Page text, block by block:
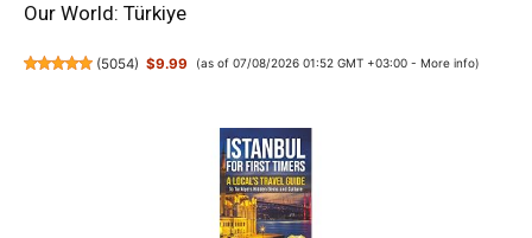
Our World: Türkiye
(5054) $9.99 (as of 07/08/2026 01:52 GMT +03:00 - More info)